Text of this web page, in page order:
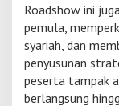
Roadshow ini
pemula,
syariah, dan
penyusunan
peserta tampak
berlangsung